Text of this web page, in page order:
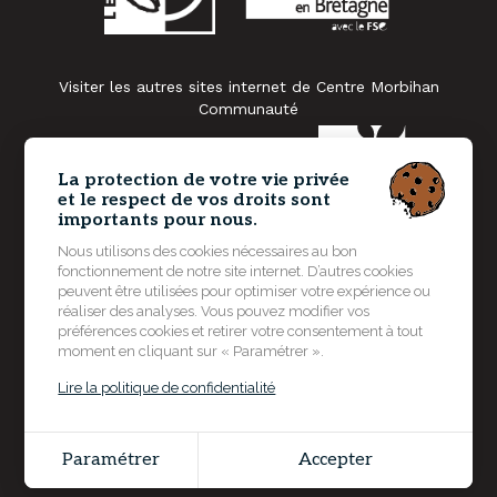
Visiter les autres sites internet de Centre Morbihan
Communauté
Grouplive - Agence de création de sites Internet
La protection de votre vie privée
et le respect de vos droits sont
importants pour nous.
Nous utilisons des cookies nécessaires au bon
fonctionnement de notre site internet. D’autres cookies
peuvent être utilisées pour optimiser votre expérience ou
réaliser des analyses. Vous pouvez modifier vos
préférences cookies et retirer votre consentement à tout
moment en cliquant sur « Paramétrer ».
Lire la politique de confidentialité
Paramétrer Accepter